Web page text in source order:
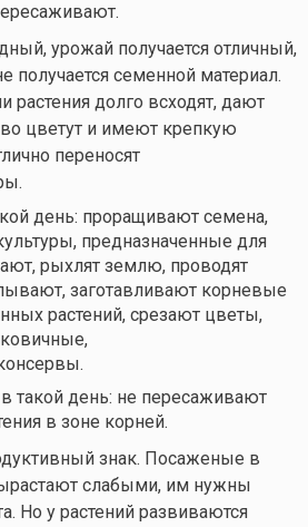
урожай получается отличный,
получается семенной материал.
растения долго всходят, дают
цветут и имеют крепкую
переносят
день: проращивают семена,
предназначенные для
рыхлят землю, проводят
заготавливают корневые
растений, срезают цветы,
такой день: не пересаживают
в зоне корней.
знак. Посаженые в
слабыми, им нужны
Но у растений развиваются